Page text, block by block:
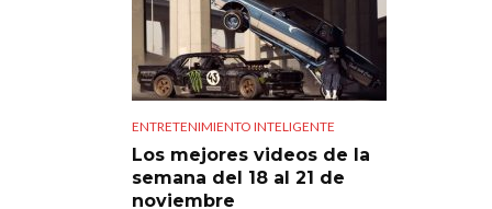
ENTRETENIMIENTO INTELIGENTE
Los mejores videos de la
semana del 18 al 21 de
noviembre